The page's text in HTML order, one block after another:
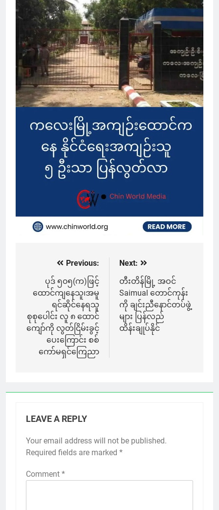
navigation
Previous:
ပုဒ် ၅၀၅(က)ဖြင့်
ထောင်ကျနေသူ၊အမူ
ရင်ဆိုင်နေရသူ
စုစုပေါင်း လူ ၈ ထောင်
ကျော်ကို လွတ်ငြိမ်းခွင့်
ပေးကြောင်း စစ်
ကော်မရှင်ကြေညာ
Next:
တီးတိန်မြို့ အဝင်
Saimual တောင်ကုန်း
ကို ချင်းညီနောင်တပ်ဖွဲ့
များ ပြန်လည်
ထိန်းချုပ်နိုင်
LEAVE A REPLY
Your email address will not be published.
Required fields are marked *
Comment *